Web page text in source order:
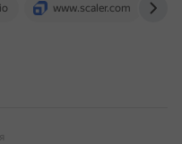
www.scaler.com